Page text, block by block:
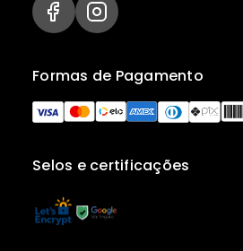
Selos e certificações
Formas de Pagamento